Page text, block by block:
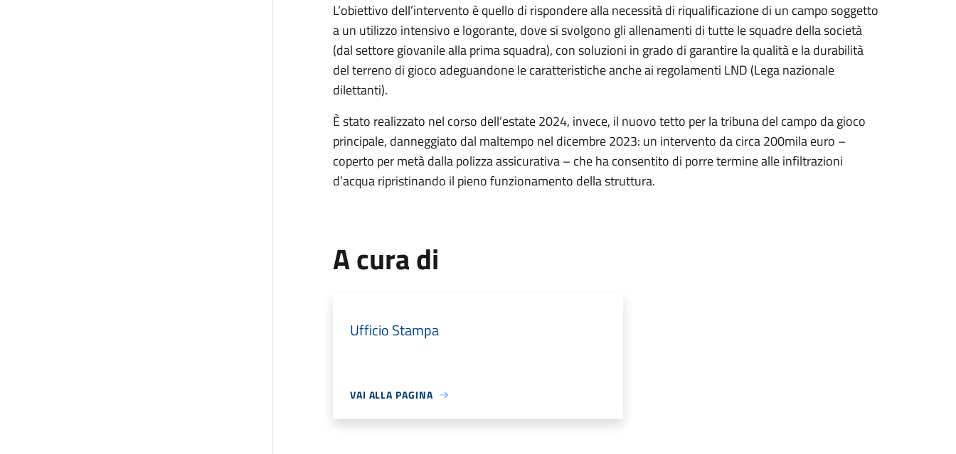
L’obiettivo dell’intervento è quello di rispondere alla necessità di riqualificazione di un campo soggetto
a un utilizzo intensivo e logorante, dove si svolgono gli allenamenti di tutte le squadre della società
(dal settore giovanile alla prima squadra), con soluzioni in grado di garantire la qualità e la durabilità
del terreno di gioco adeguandone le caratteristiche anche ai regolamenti LND (Lega nazionale
dilettanti).
È stato realizzato nel corso dell’estate 2024, invece, il nuovo tetto per la tribuna del campo da gioco
principale, danneggiato dal maltempo nel dicembre 2023: un intervento da circa 200mila euro –
coperto per metà dalla polizza assicurativa – che ha consentito di porre termine alle infiltrazioni
d’acqua ripristinando il pieno funzionamento della struttura.
A cura di
Ufficio Stampa
VAI ALLA PAGINA